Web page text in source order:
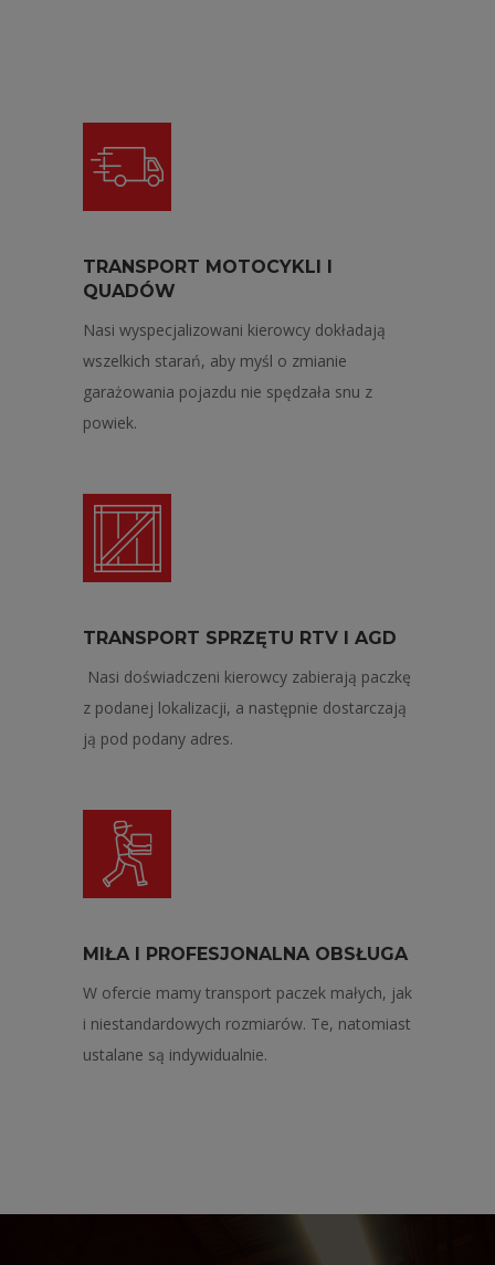
TRANSPORT MOTOCYKLI I
QUADÓW
Nasi wyspecjalizowani kierowcy dokładają
wszelkich starań, aby myśl o zmianie
garażowania pojazdu nie spędzała snu z
powiek.
TRANSPORT SPRZĘTU RTV I AGD
Nasi doświadczeni kierowcy zabierają paczkę
z podanej lokalizacji, a następnie dostarczają
ją pod podany adres.
MIŁA I PROFESJONALNA OBSŁUGA
W ofercie mamy transport paczek małych, jak
i niestandardowych rozmiarów. Te, natomiast
ustalane są indywidualnie.